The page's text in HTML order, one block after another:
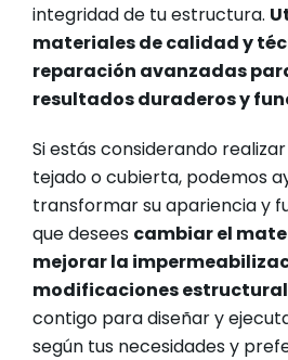
integridad de tu estructura.
materiales de calidad y
reparación avanzadas
resultados duraderos y
Si estás considerando
tejado o cubierta, podemos
transformar su apariencia y
que desees cambiar el
mejorar la
modificaciones
contigo para diseñar y
según tus necesidades y